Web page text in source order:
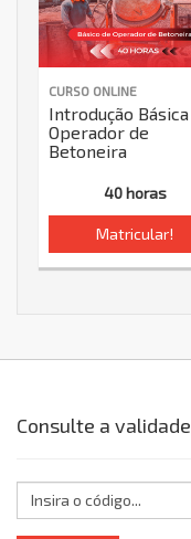
CURSO ONLINE
Introdução
Operador de
Betoneira
40 horas
Matricular!
Consulte a